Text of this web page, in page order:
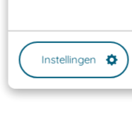
Instellingen